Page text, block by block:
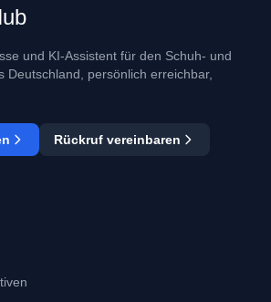
und KI-Assistent für den Schuh- und
Deutschland, persönlich erreichbar,
Rückruf vereinbaren